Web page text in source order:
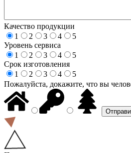
Качество продукции
1
2 3 4
5
Уровень сервиса
1
2 3 4
5
Срок изготовления
1
2 3 4
5
Пожалуйста, докажите, что вы